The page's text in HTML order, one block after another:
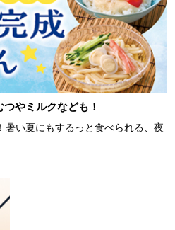
やミルクなども！
暑い夏にもするっと食べられる、夜